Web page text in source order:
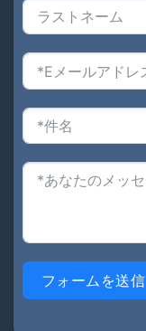
フォームを送信